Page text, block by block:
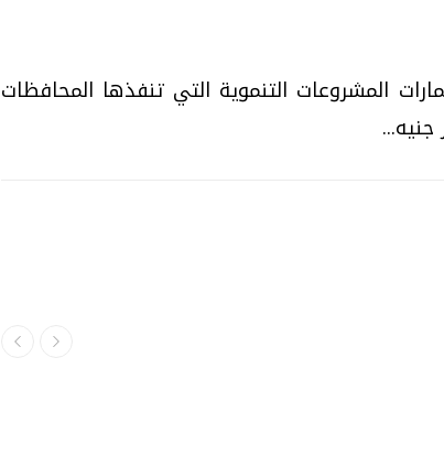
المشروعات التنموية التي تنفذها المحافظات